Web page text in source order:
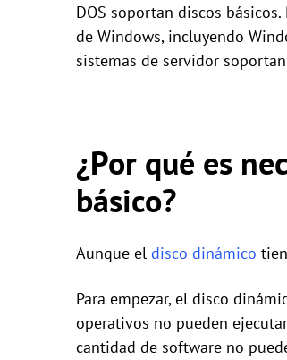
DOS soportan discos
de Windows, incluyendo
sistemas de servidor
¿Por qué es
básico?
Aunque el disco dinámico
Para empezar, el disco
operativos no pueden
cantidad de software no